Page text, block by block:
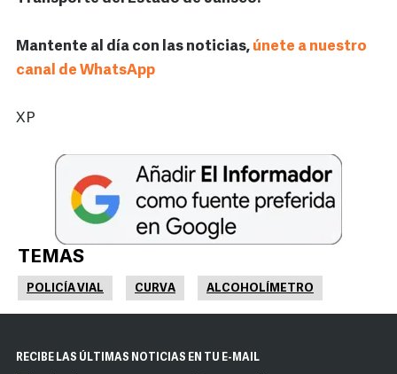
Mantente al día con las noticias, únete a nuestro
canal de WhatsApp
XP
TEMAS
POLICÍA VIAL CURVA ALCOHOLÍMETRO
RECIBE LAS ÚLTIMAS NOTICIAS EN TU E-MAIL